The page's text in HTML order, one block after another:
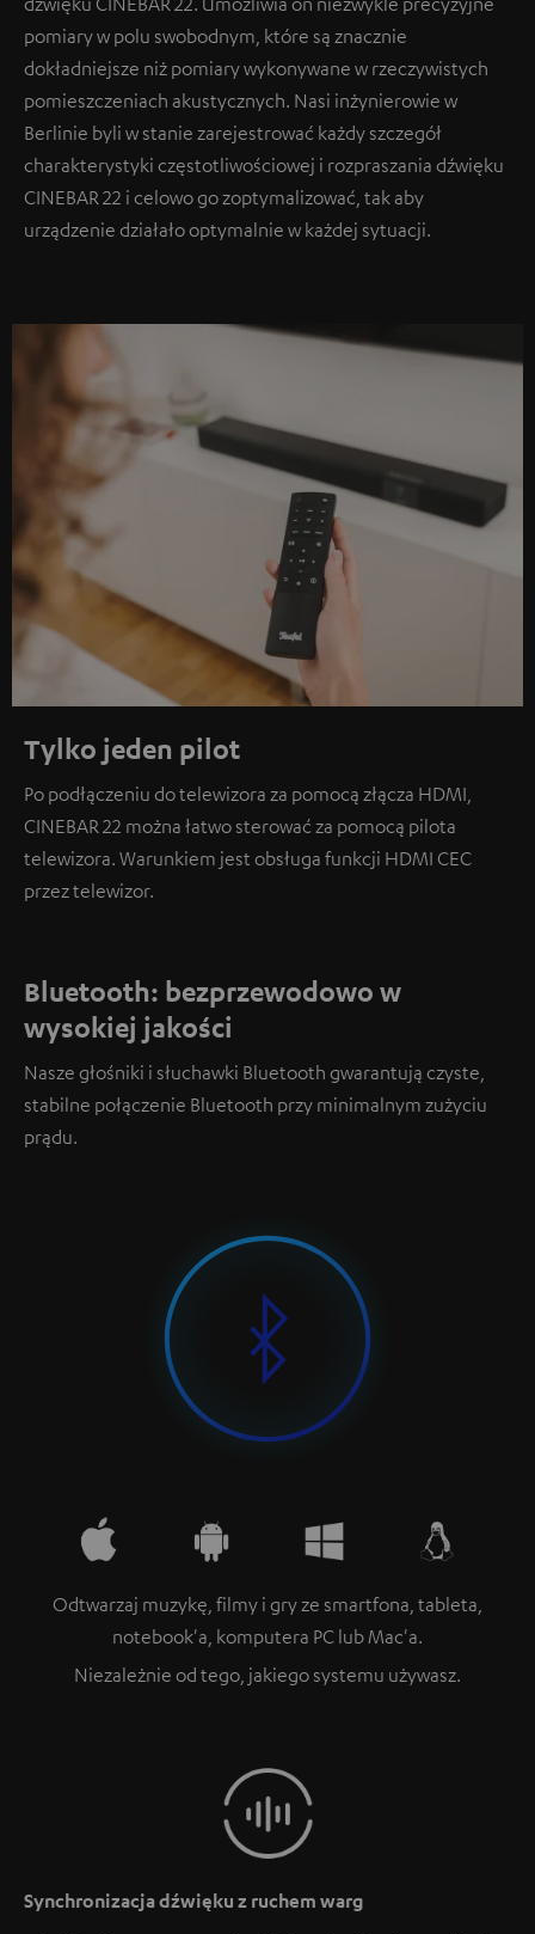
pomiary w polu swobodnym, które są znacznie
dokładniejsze niż pomiary wykonywane w rzeczywistych
pomieszczeniach akustycznych. Nasi inżynierowie w
Berlinie byli w stanie zarejestrować każdy szczegół
charakterystyki częstotliwościowej i rozpraszania dźwięku
CINEBAR 22 i celowo go zoptymalizować, tak aby
urządzenie działało optymalnie w każdej sytuacji.
Tylko jeden pilot
Po podłączeniu do telewizora za pomocą złącza HDMI,
CINEBAR 22 można łatwo sterować za pomocą pilota
telewizora. Warunkiem jest obsługa funkcji HDMI CEC
przez telewizor.
Bluetooth: bezprzewodowo w
wysokiej jakości
Nasze głośniki i słuchawki Bluetooth gwarantują czyste,
stabilne połączenie Bluetooth przy minimalnym zużyciu
prądu.
Odtwarzaj muzykę, filmy i gry ze smartfona, tableta,
notebook'a, komputera PC lub Mac'a.
Niezależnie od tego, jakiego systemu używasz.
Synchronizacja dźwięku z ruchem warg